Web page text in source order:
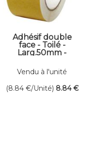
Adhésif double
face - Toilé -
Larg.50mm -
Vendu à l'unité
(8.84 €/Unité) 8.84 €